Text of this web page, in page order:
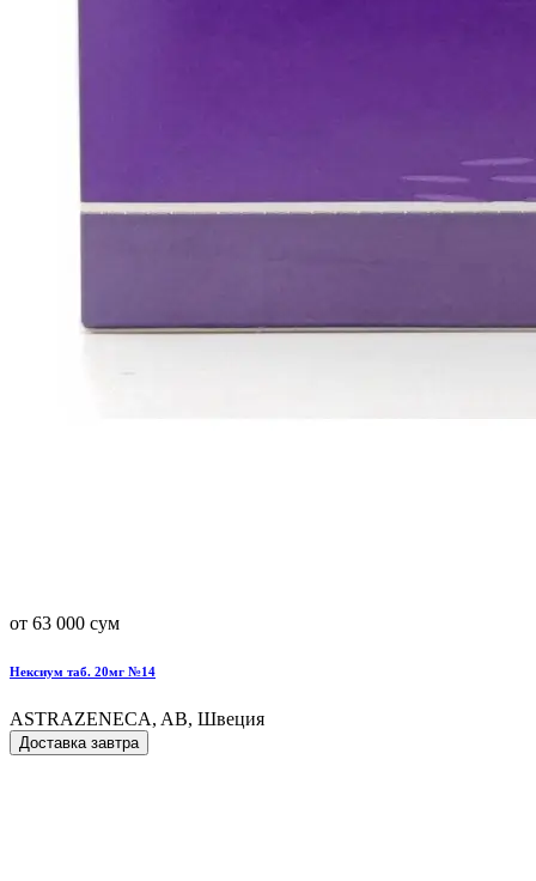
от 63 000 сум
Нексиум таб. 20мг №14
ASTRAZENECA, AB, Швеция
Доставка завтра